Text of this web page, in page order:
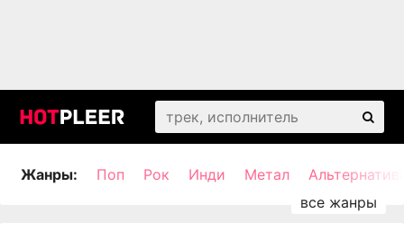
Жанры: Поп Рок Инди Метал